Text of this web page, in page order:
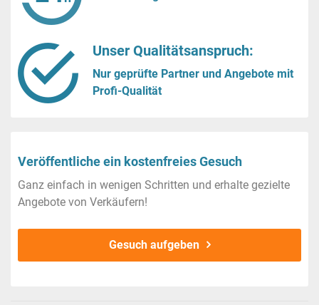
Unser Qualitätsanspruch:
Nur geprüfte Partner und Angebote mit
Profi-Qualität
Veröffentliche ein kostenfreies Gesuch
Ganz einfach in wenigen Schritten und erhalte gezielte
Angebote von Verkäufern!
Gesuch aufgeben